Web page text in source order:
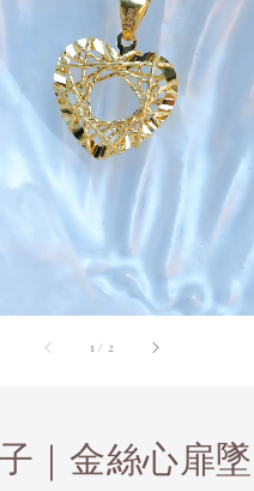
1 / 2
｜金絲心扉墜